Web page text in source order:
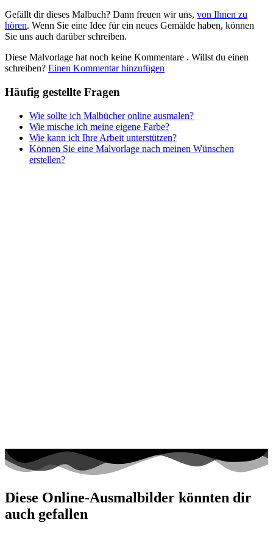
Unkategorisiert
Gefällt dir dieses Malbuch? Dann freuen wir uns, von Ihnen zu
hören. Wenn Sie eine Idee für ein neues Gemälde haben, können
Sie uns auch darüber schreiben.
Diese Malvorlage hat noch keine Kommentare . Willst du einen
schreiben? Einen Kommentar hinzufügen
Häufig gestellte Fragen
Wie sollte ich Malbücher online ausmalen?
Wie mische ich meine eigene Farbe?
Wie kann ich Ihre Arbeit unterstützen?
Können Sie eine Malvorlage nach meinen Wünschen
erstellen?
Diese Online-Ausmalbilder könnten dir
auch gefallen